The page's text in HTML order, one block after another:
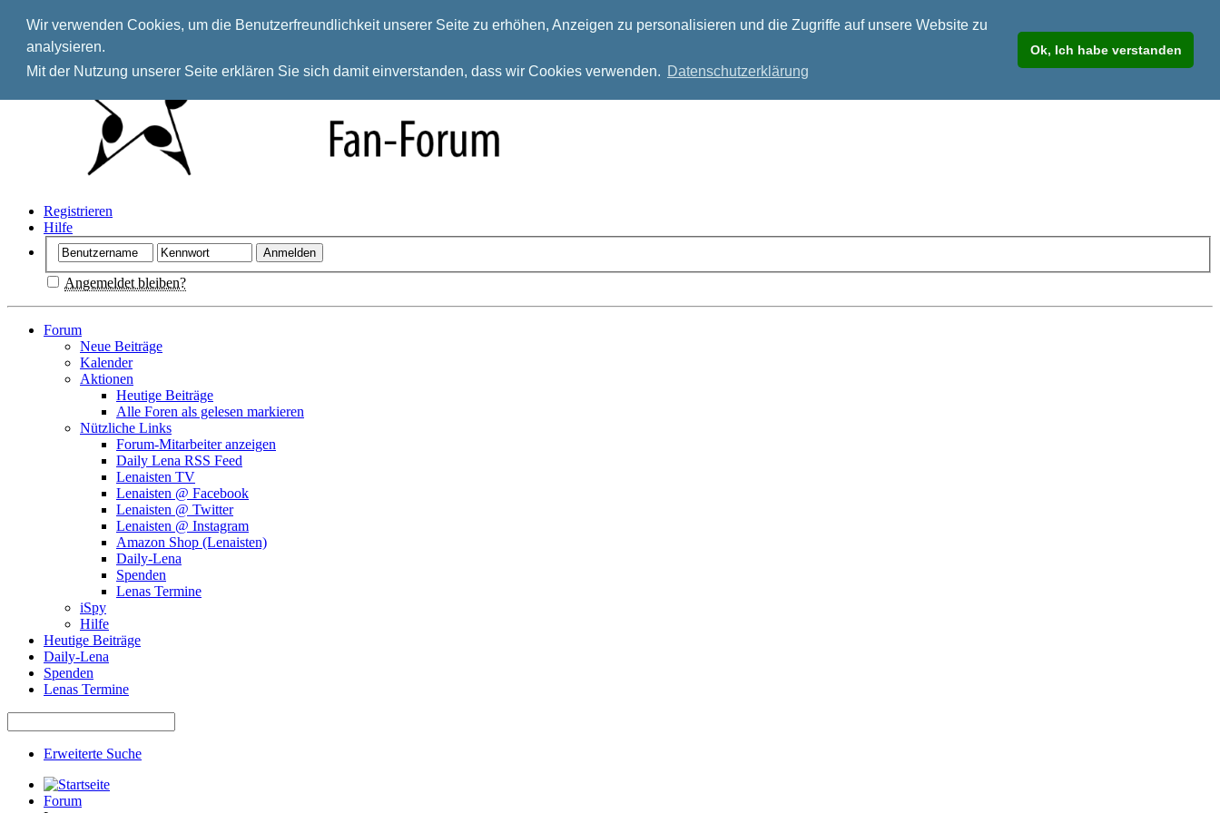
Wir verwenden Cookies, um die Benutzerfreundlichkeit unserer Seite zu erhöhen, Anzeigen zu personalisieren und die Zugriffe auf unsere Website zu
analysieren.
Mit der Nutzung unserer Seite erklären Sie sich damit einverstanden, dass wir Cookies verwenden. Datenschutzerklärung
Ok, Ich habe verstanden
Registrieren
Hilfe
Angemeldet bleiben?
Forum
Neue Beiträge
Kalender
Aktionen
Heutige Beiträge
Alle Foren als gelesen markieren
Nützliche Links
Forum-Mitarbeiter anzeigen
Daily Lena RSS Feed
Lenaisten TV
Lenaisten @ Facebook
Lenaisten @ Twitter
Lenaisten @ Instagram
Amazon Shop (Lenaisten)
Daily-Lena
Spenden
Lenas Termine
iSpy
Hilfe
Heutige Beiträge
Daily-Lena
Spenden
Lenas Termine
Erweiterte Suche
Forum